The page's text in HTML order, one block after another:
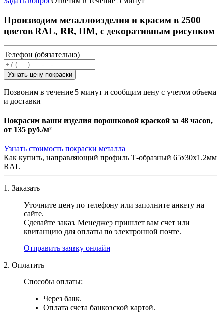
Производим металлоизделия и красим в 2500
цветов RAL, RR, ПМ, с декоративным рисунком
Телефон (обязательно)
Узнать цену покраски
Позвоним в течение 5 минут и сообщим цену с учетом объема
и доставки
Покрасим ваши изделия порошковой краской за 48 часов,
от 135 руб./м²
Узнать стоимость покраски металла
Как купить, направляющий профиль Т-образный 65х30х1.2мм
RAL
1. Заказать
Уточните цену по телефону или заполните анкету на
сайте.
Сделайте заказ. Менеджер пришлет вам счет или
квитанцию для оплаты по электронной почте.
Отправить заявку онлайн
2. Оплатить
Способы оплаты:
Через банк.
Оплата счета банковской картой.